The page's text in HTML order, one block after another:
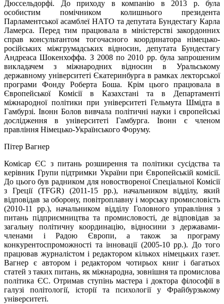
Дюссельдорфі. До приходу в компанію в 2013 р. була
особистим помічником колишнього президента
Парламентської асамблеї НАТО та депутата Бундестагу Карла
Ламерса. Перед тим працювала в міністерстві закордонних
справ консультантом тогочасного координатора німецько-
російських міжгрумадських відносин, депутата Бундестагу
Андреаса Шокенхоффа. З 2008 по 2010 рр. була запрошеним
викладачем з міжнародних відносин в Уральському
державному університеті Єкатеринбурга в рамках лекторської
програми Фонду Роберта Боша. Крім цього працювала в
Європейської Комісії в Казахстані та в Департаменті
міжнародної політики при університеті Гельмута Шмідта в
Гамбурзі. Івонн Болов вивчала політичні науки і європейські
дослідження в університеті Гамбурга. Івонн є членом
правління Німецько-Українського Форуму.
Пітер Вагнер
Комісар ЄС з питань розширення та політики сусідства та
керівник Групи підтримки України при Європейській комісії.
До цього був радником для новоствореної Спеціальної Комісії
з Греції (TFGR) (2011-15 рр.), начальником відділу, який
відповідав за оборону, повітроплавну і морську промисловість
(2010-11 рр.), начальником відділу Головного управління з
питань підприємництва та промисловості, де відповідав за
загальну політичну координацію, відносини з державами-
членами і Радою Європи, а також за програму
конкурентоспроможності та інновації (2005-10 рр.). До того
працював журналістом і редактором кількох німецьких газет.
Вагнер є автором і редактором чотирьох книг і багатьох
статей з таких питань, як міжнародна, зовнішня та промислова
політика ЄС. Отримав ступінь мастера і доктора філософії в
галузі політології, історії та психології у Фрайбурзькому
університеті.